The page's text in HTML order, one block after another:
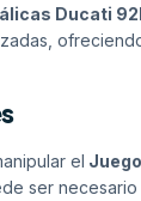
Ducati
el
ser